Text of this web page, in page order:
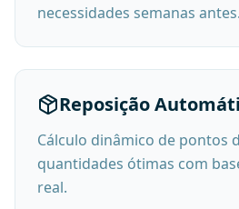
necessidades semanas antes.
Reposição
Cálculo dinâmico de pontos
quantidades ótimas com
real.